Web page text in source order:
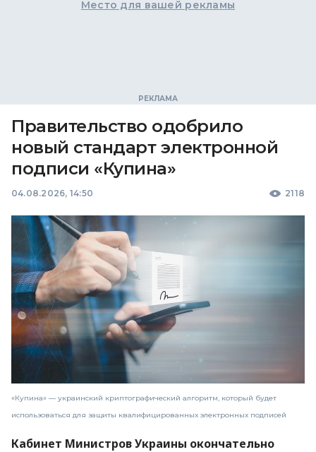
Место для вашей рекламы
Правительство одобрило
новый стандарт электронной
подписи «Купина»
04.08.2026, 14:50 2118
«Купина» — украинский криптографический алгоритм, который будет
использоваться для защиты квалифицированных электронных подписей
Кабинет Министров Украины окончательно